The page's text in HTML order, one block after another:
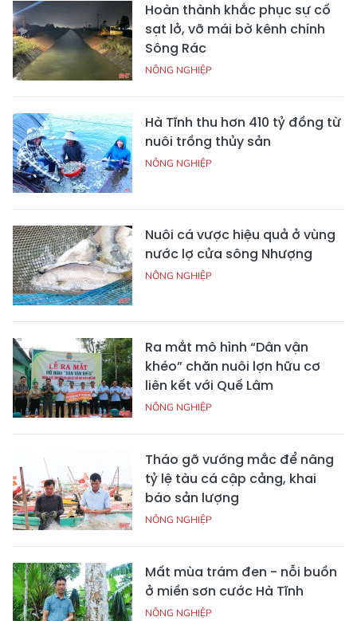
Hoàn thành khắc phục sự cố
sạt lở, vỡ mái bờ kênh chính
Sông Rác
NÔNG NGHIỆP
Hà Tĩnh thu hơn 410 tỷ đồng từ
nuôi trồng thủy sản
NÔNG NGHIỆP
Nuôi cá vược hiệu quả ở vùng
nước lợ cửa sông Nhượng
NÔNG NGHIỆP
Ra mắt mô hình “Dân vận
khéo” chăn nuôi lợn hữu cơ
liên kết với Quế Lâm
NÔNG NGHIỆP
Tháo gỡ vướng mắc để nâng
tỷ lệ tàu cá cập cảng, khai
báo sản lượng
NÔNG NGHIỆP
Mất mùa trám đen - nỗi buồn
ở miền sơn cước Hà Tĩnh
NÔNG NGHIỆP